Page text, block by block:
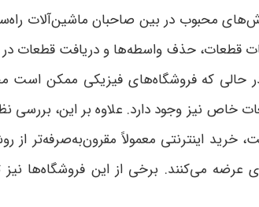
محبوب در بین صاحبان ماشین‌آلات
قطعات، حذف واسطه‌ها و دریافت قطعات در
که فروشگاه‌های فیزیکی ممکن است
خاص نیز وجود دارد. علاوه بر این،
خرید اینترنتی معمولاً مقرون‌به‌صرفه‌تر
می‌کنند. برخی از این فروشگاه‌ها